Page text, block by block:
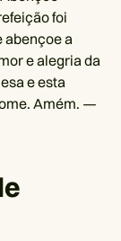
foi
abençoe a
e alegria da
e esta
Amém. —